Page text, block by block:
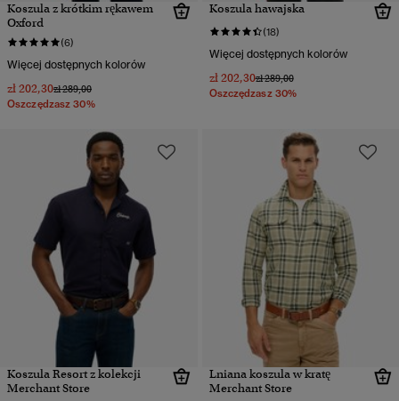
Koszula z krótkim rękawem
Oxford
(6)
Więcej dostępnych kolorów
zł 202,30Cena obniżona od
zł 289,00do
Oszczędzasz 30%
Koszula hawajska
(18)
Więcej dostępnych kolorów
zł 202,30Cena obniżona od
zł 289,00do
Oszczędzasz 30%
Koszula Resort z kolekcji
Merchant Store
Lniana koszula w kratę
Merchant Store